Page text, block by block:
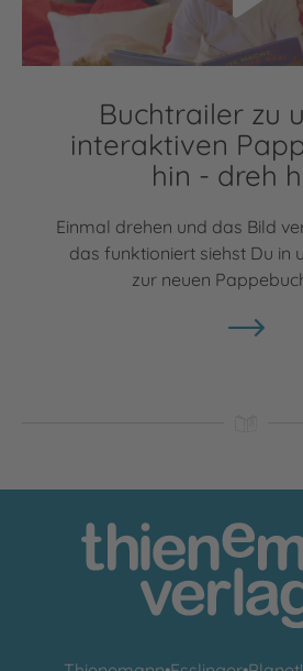
Buchtrailer zu
interaktiven
hin - dreh
Einmal drehen und das Bild
das funktioniert siehst Du in
zur neuen